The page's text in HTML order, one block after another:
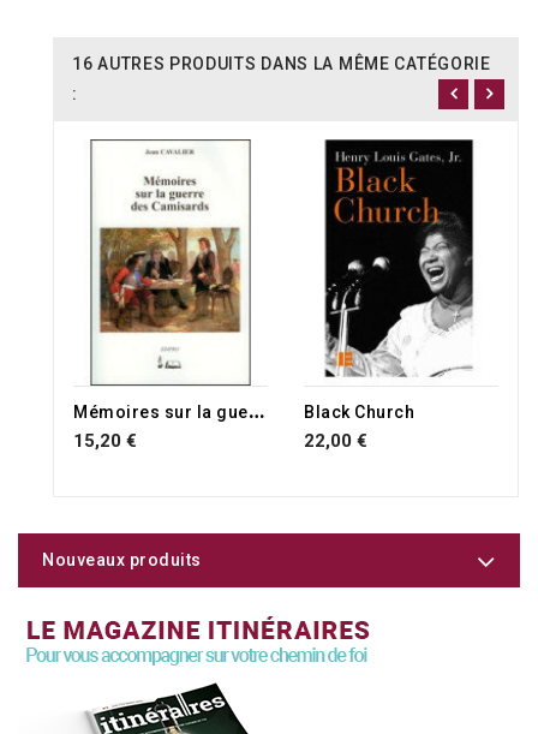
16 AUTRES PRODUITS DANS LA MÊME CATÉGORIE
:
M
émoires sur la guerre des Calmisards
15,20 €
Black Church
22,00 €
Nouveaux produits